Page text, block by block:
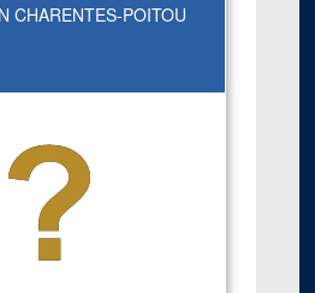
CHARENTES-POITOU